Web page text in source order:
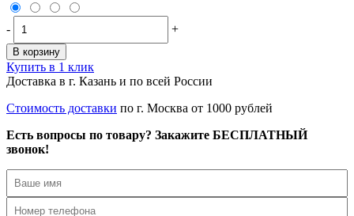
- +
В корзину
Купить в 1 клик
Доставка в г. Казань и по всей России
Стоимость доставки по г. Москва от 1000 рублей
Есть вопросы по товару? Закажите БЕСПЛАТНЫЙ
звонок!